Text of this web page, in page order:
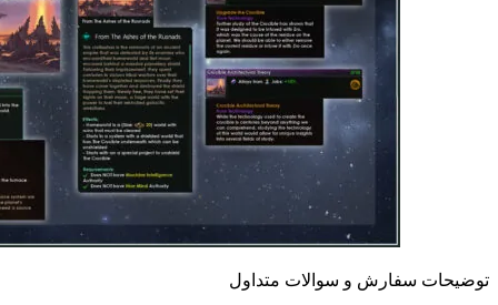
توضیحات سفارش و سوالات متداول